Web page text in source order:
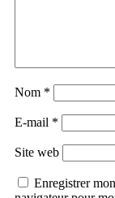
Nom *
E-mail *
Site web
Enregistrer